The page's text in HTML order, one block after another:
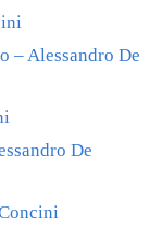
– Alessandro De
De